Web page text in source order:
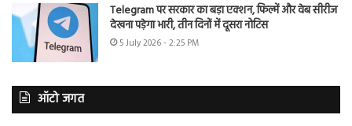
Telegram पर सरकार का बड़ा एक्शन, फिल्में और वेब सीरीज
देखना पड़ेगा भारी, तीन दिनों में दूसरा नोटिस
5 July 2026 - 2:25 PM
ऑटो जगत